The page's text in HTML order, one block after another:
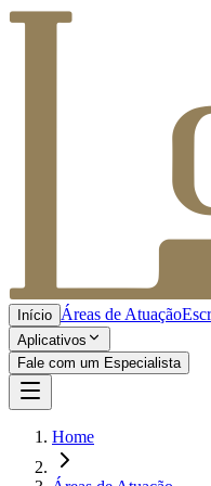
Início Áreas de Atuação
Aplicativos
Fale com um Especialista
Home